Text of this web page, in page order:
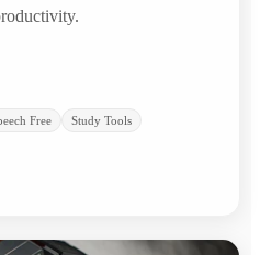
Free
Study Tools